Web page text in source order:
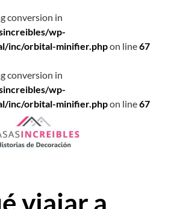
conversion in
wp-
inc/orbital-minifier.phpon line67
conversion in
wp-
inc/orbital-minifier.phpon line67
viajar a